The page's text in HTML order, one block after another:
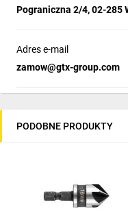
Pograniczna 2/4, 02-285
Adres e-mail
zamow@gtx-group.com
PODOBNE PRODUKTY